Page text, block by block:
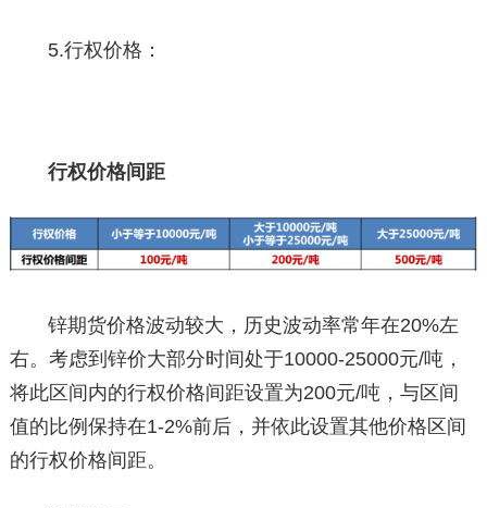
5.行权价格：
行权价格间距
锌期货价格波动较大，历史波动率常年在20%左
右。考虑到锌价大部分时间处于10000-25000元/吨，
将此区间内的行权价格间距设置为200元/吨，与区间
值的比例保持在1-2%前后，并依此设置其他价格区间
的行权价格间距。